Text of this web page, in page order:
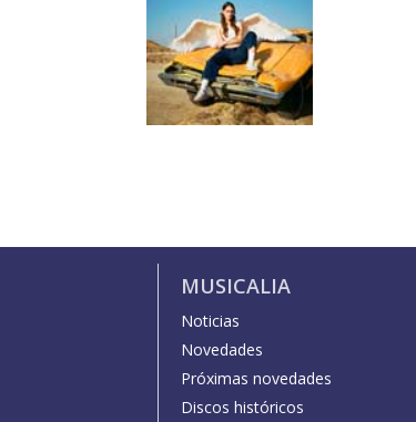
MUSICALIA
Noticias
Novedades
Próximas novedades
Discos históricos